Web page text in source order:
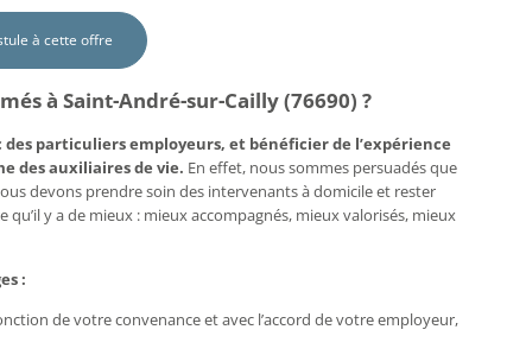
à cette offre
à Saint-André-sur-Cailly (76690) ?
particuliers employeurs, et bénéficier de l’expérience
des auxiliaires de vie. En effet, nous sommes persuadés que
devons prendre soin des intervenants à domicile et rester
y a de mieux : mieux accompagnés, mieux valorisés, mieux
:
de votre convenance et avec l’accord de votre employeur,